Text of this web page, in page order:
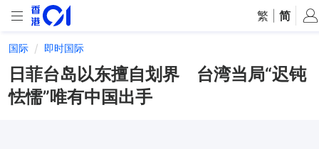
繁 简
国际 即时国际
日菲台岛以东擅自划界 台湾当局“迟钝
怯懦”唯有中国出手